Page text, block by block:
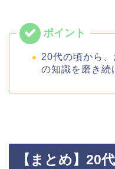
20代の頃から
の知識を磨き続
【まとめ】20